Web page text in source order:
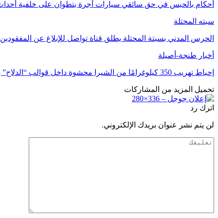
أحكام بالحبس في حق سائقي سيارات أجرة بتطوان على خلفية
سبته المحتلة
الحرس المدني بسبتة المحتلة يطلق قناة تواصل للإبلاغ عن المفقودين
أخبار طنجة-أصيلة
إحباط تهريب 350 كيلوغرامًا من الشيرا محشوة داخل قوالب “الدلاح” بميناء طنجة
تحميل المزيد من المشاركات
اترك رد
لن يتم نشر عنوان بريدك الإلكتروني.